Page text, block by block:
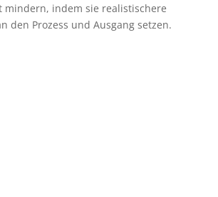
mindern, indem sie realistischere
den Prozess und Ausgang setzen.